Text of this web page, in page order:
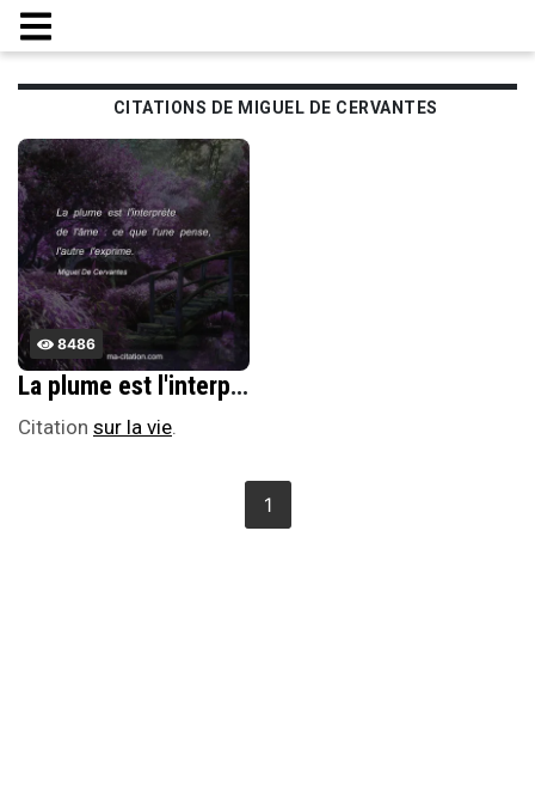
CITATIONS DE MIGUEL DE CERVANTES
8486
La plume est l'interprÃ¨te de l'Ã¢me : ce que l'une pense, l'autre l'exprime.
Citation sur la vie.
1